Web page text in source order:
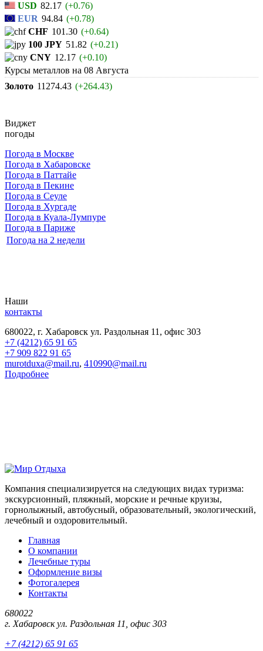
USD 82.17 (+0.76)
EUR 94.84 (+0.78)
CHF 101.30 (+0.64)
100 JPY 51.82 (+0.21)
CNY 12.17 (+0.10)
Курсы металлов на 08 Августа
Золото 11274.43 (+264.43)
Виджет
погоды
Погода в Москве
Погода в Хабаровске
Погода в Паттайе
Погода в Пекине
Погода в Сеуле
Погода в Хургаде
Погода в Куала-Лумпуре
Погода в Париже
Погода на 2 недели
Наши
контакты
680022, г. Хабаровск ул. Раздольная 11, офис 303
+7 (4212) 65 91 65
+7 909 822 91 65
murotduxa@mail.ru, 410990@mail.ru
Подробнее
Компания специализируется на следующих видах туризма:
экскурсионный, пляжный, морские и речные круизы,
горнолыжный, автобусный, образовательный, экологический,
лечебный и оздоровительный.
Главная
О компании
Лечебные туры
Оформление визы
Фотогалерея
Контакты
680022
г. Хабаровск ул. Раздольная 11, офис 303
+7 (4212) 65 91 65